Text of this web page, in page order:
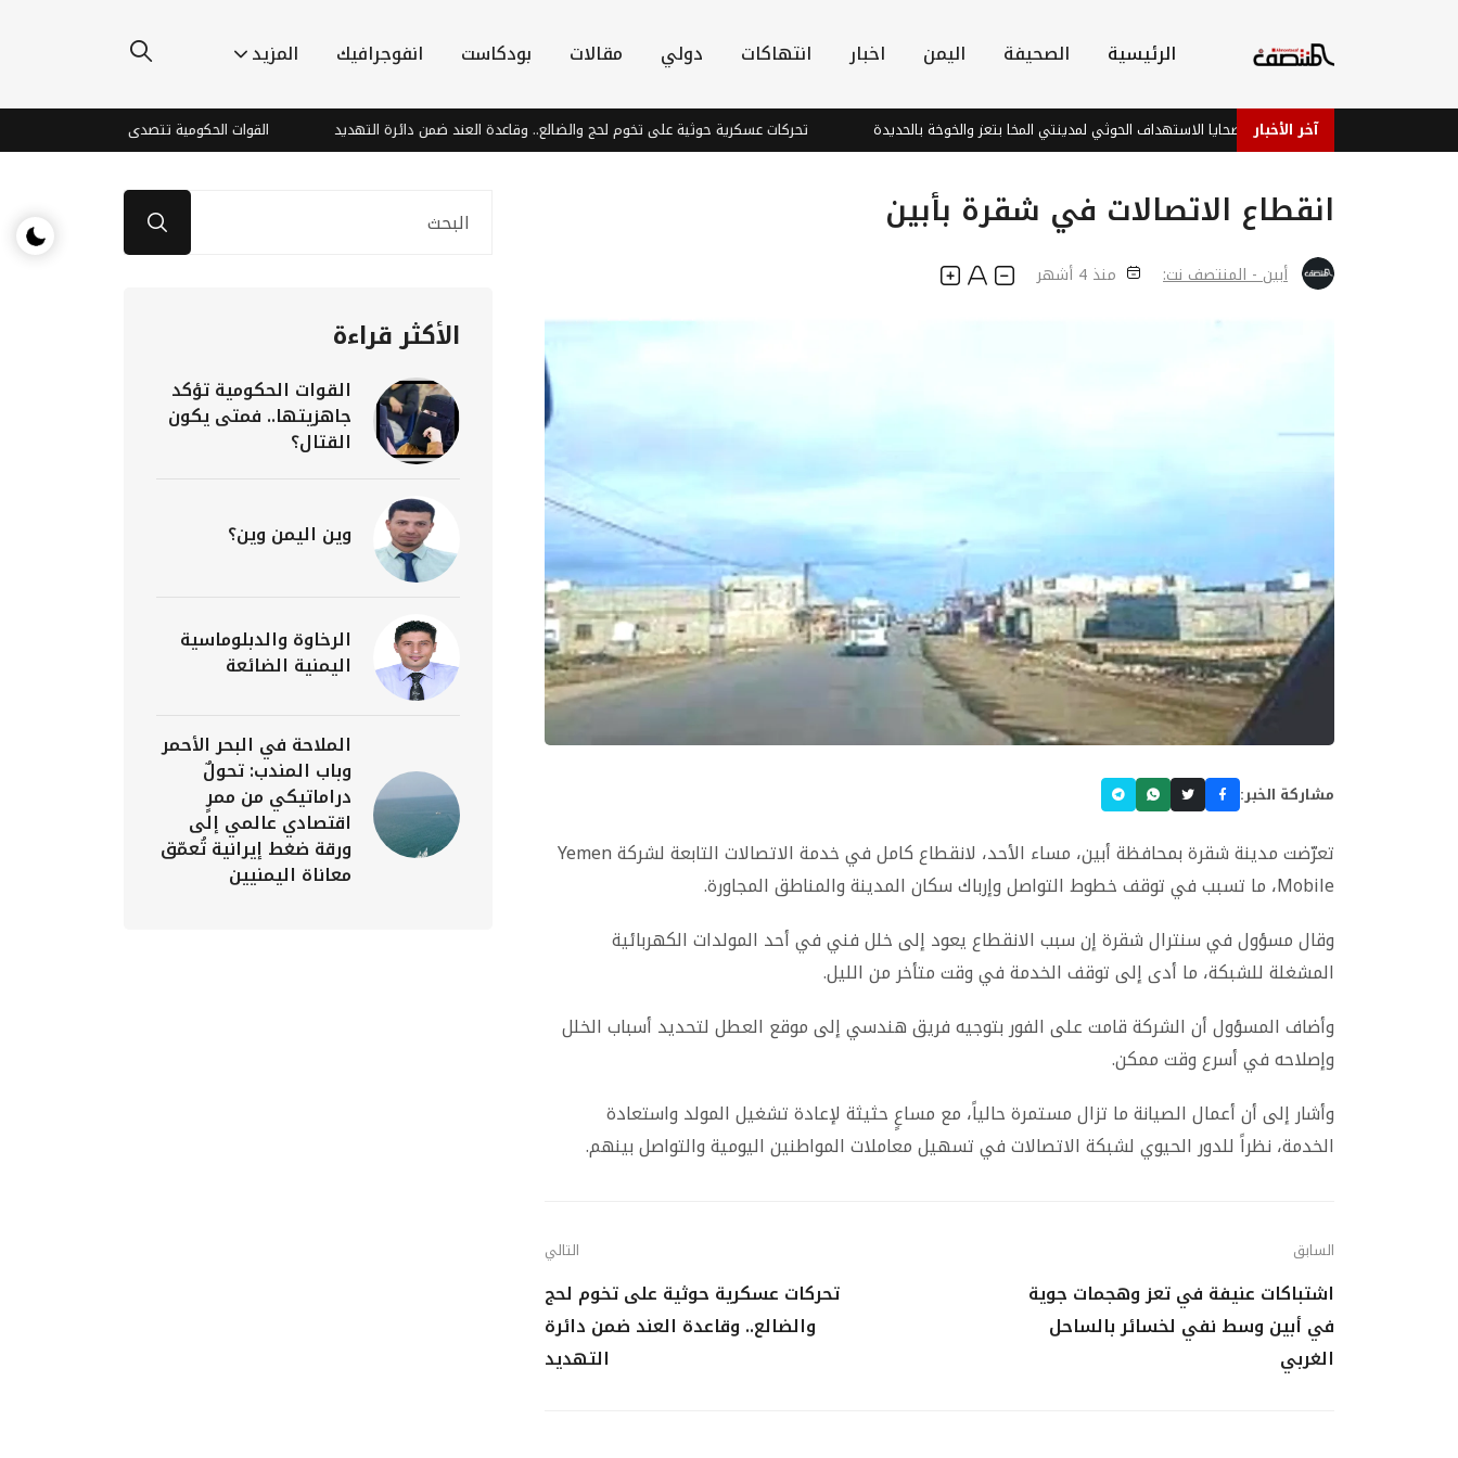
الرئيسية الصحيفة اليمن اخبار انتهاكات دولي مقالات بودكاست انفوجرافيك المزيد
آخر الأخبار تحركات عسكرية حوثية على تخوم لحج والضالع.. وقاعدة العند ضمن دائرة التهديد القوات الحكومية تتصدى لطائرات مسيرة مفخخة في
انقطاع الاتصالات في شقرة بأبين
أبين - المنتصف نت: منذ 4 أشهر
مشاركة الخبر:
تعرّضت مدينة شقرة بمحافظة أبين، مساء الأحد، لانقطاع كامل في خدمة الاتصالات التابعة لشركة Yemen
Mobile، ما تسبب في توقف خطوط التواصل وإرباك سكان المدينة والمناطق المجاورة.
وقال مسؤول في سنترال شقرة إن سبب الانقطاع يعود إلى خلل فني في أحد المولدات الكهربائية
المشغلة للشبكة، ما أدى إلى توقف الخدمة في وقت متأخر من الليل.
وأضاف المسؤول أن الشركة قامت على الفور بتوجيه فريق هندسي إلى موقع العطل لتحديد أسباب الخلل
وإصلاحه في أسرع وقت ممكن.
وأشار إلى أن أعمال الصيانة ما تزال مستمرة حالياً، مع مساعٍ حثيثة لإعادة تشغيل المولد واستعادة
الخدمة، نظراً للدور الحيوي لشبكة الاتصالات في تسهيل معاملات المواطنين اليومية والتواصل بينهم.
السابق
اشتباكات عنيفة في تعز وهجمات جوية
في أبين وسط نفي لخسائر بالساحل
الغربي
التالي
تحركات عسكرية حوثية على تخوم لحج
والضالع.. وقاعدة العند ضمن دائرة
التهديد
الأكثر قراءة
القوات الحكومية تؤكد
جاهزيتها.. فمتى يكون
القتال؟
وين اليمن وين؟
الرخاوة والدبلوماسية
اليمنية الضائعة
الملاحة في البحر الأحمر
وباب المندب: تحولٌ
دراماتيكي من ممرٍ
اقتصادي عالمي إلى
ورقة ضغط إيرانية تُعمّق
معاناة اليمنيين